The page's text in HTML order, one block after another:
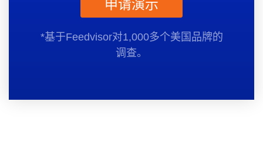
申请演示
*基于Feedvisor对1,000多个美国品牌的
调查。